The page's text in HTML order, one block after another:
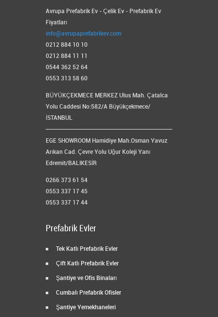
Avrupa Prefabrik Ev - Çelik Ev - Prefabrik Ev
Fiyatları
info@avrupaprefabrikev.com
0212 884 10 10
0212 884 11 11
0544 362 52 64
0553 313 58 60
BÜYÜKÇEKMECE MERKEZ Ulus Mah. Çatalca
Yolu Caddesi No:582/A Büyükçekmece/
İSTANBUL
EGE SHOWROOM Hamidiye Mah.Osman Yavuz
Arıkan Cad. Çevre Yolu Uğur Koleji Yanı
Edremit/BALIKESİR
0266 373 61 54
0553 337 17 45
0553 337 17 44
Prefabrik Evler
Tek Katlı Prefabrik Evler
Çift Katlı Prefabrik Evler
Şantiye ve Ofis Binaları
Cumbalı Prefabrik Ofisler
Şantiye Yemekhaneleri